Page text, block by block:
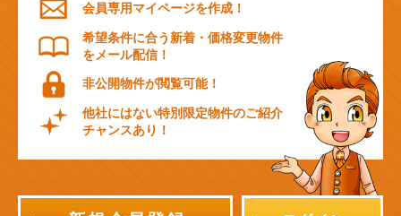
会員専用マイページを作成！
希望条件に合う新着・価格変更物件
をメール配信！
非公開物件が閲覧可能！
他社にはない特別限定物件のご紹介
チャンスあり！